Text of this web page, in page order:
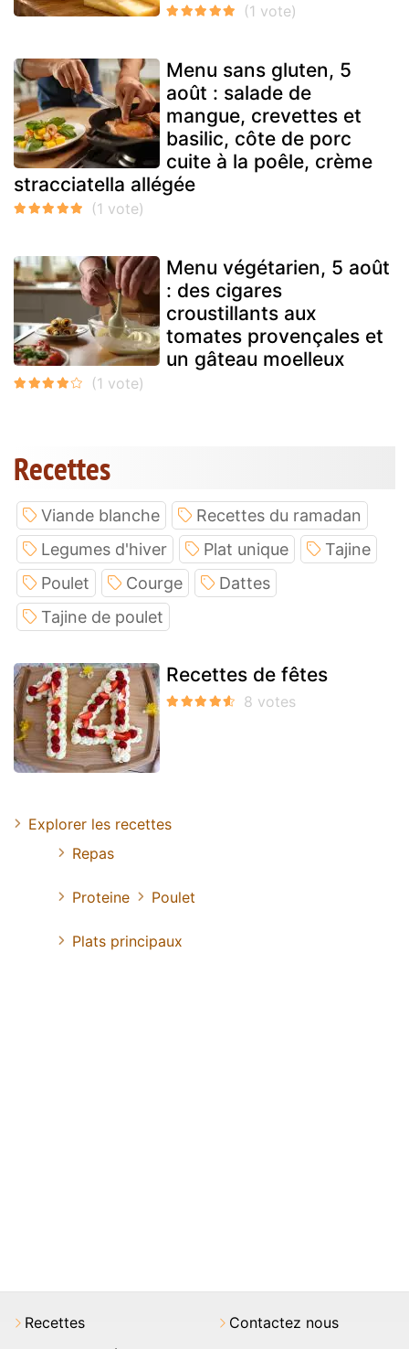
Menu sans gluten, 5
août : salade de
mangue, crevettes et
basilic, côte de porc
cuite à la poêle, crème
stracciatella allégée
Menu végétarien, 5 août
: des cigares
croustillants aux
tomates provençales et
un gâteau moelleux
Recettes
Viande blanche
Recettes du ramadan
Legumes d'hiver
Plat unique
Tajine
Poulet
Courge
Dattes
Tajine de poulet
Recettes de fêtes
Explorer les recettes
Repas
Proteine Poulet
Plats principaux
Recettes
Contactez nous